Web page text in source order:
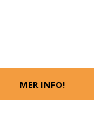
MER INFO!